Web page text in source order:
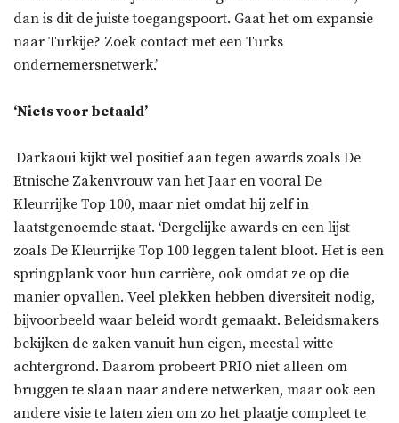
dan is dit de juiste toegangspoort. Gaat het om expansie
naar Turkije? Zoek contact met een Turks
ondernemersnetwerk.’
‘Niets voor betaald’
Darkaoui kijkt wel positief aan tegen awards zoals De
Etnische Zakenvrouw van het Jaar en vooral De
Kleurrijke Top 100, maar niet omdat hij zelf in
laatstgenoemde staat. ‘Dergelijke awards en een lijst
zoals De Kleurrijke Top 100 leggen talent bloot. Het is een
springplank voor hun carrière, ook omdat ze op die
manier opvallen. Veel plekken hebben diversiteit nodig,
bijvoorbeeld waar beleid wordt gemaakt. Beleidsmakers
bekijken de zaken vanuit hun eigen, meestal witte
achtergrond. Daarom probeert PRIO niet alleen om
bruggen te slaan naar andere netwerken, maar ook een
andere visie te laten zien om zo het plaatje compleet te